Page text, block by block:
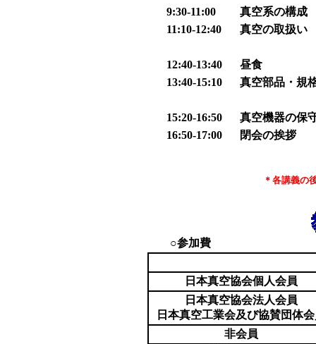
9:30-11:00
真空系の構成
11:10-12:40
真空の取扱い
12:40-13:40
昼食
13:40-15:10
真空部品・規
15:20-16:50
真空機器の保
16:50-17:00
閉会の挨拶
＊ 各講義の
○参加費
日本真空協会個人会員
日本真空協会法人会員
日本真空工業会及び協賛団体
非会員